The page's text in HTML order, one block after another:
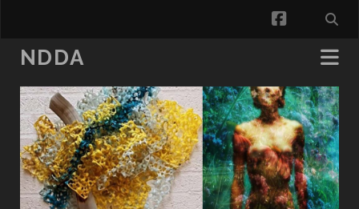
facebook
NDDA
NDDA
Posts